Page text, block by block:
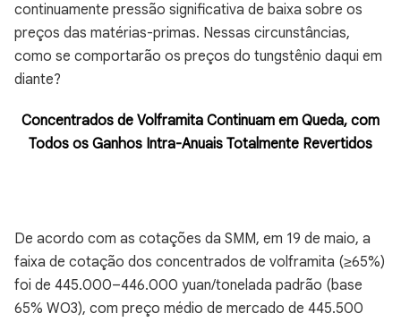
continuamente pressão significativa de baixa sobre os
preços das matérias-primas. Nessas circunstâncias,
como se comportarão os preços do tungstênio daqui em
diante?
Concentrados de Volframita Continuam em Queda, com
Todos os Ganhos Intra-Anuais Totalmente Revertidos
De acordo com as cotações da SMM, em 19 de maio, a
faixa de cotação dos concentrados de volframita (≥65%)
foi de 445.000–446.000 yuan/tonelada padrão (base
65% WO3), com preço médio de mercado de 445.500